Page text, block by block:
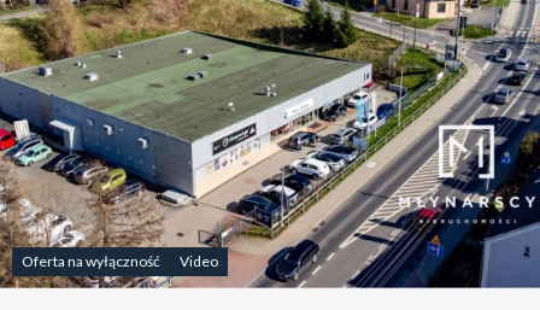
Oferta na wyłączność Video